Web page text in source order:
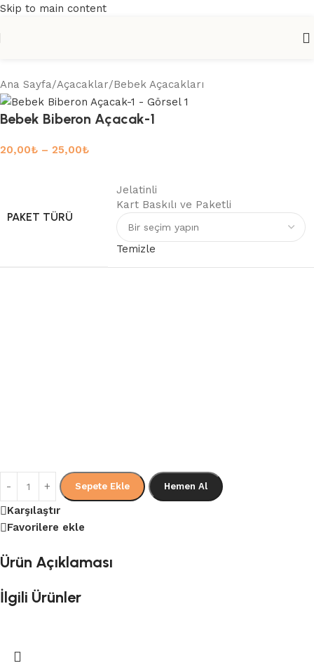
Skip to main content
Ana Sayfa/Açacaklar/Bebek Açacakları
Bebek Biberon Açacak-1
20,00₺ – 25,00₺
PAKET TÜRÜ
Jelatinli
Kart Baskılı ve Paketli
Temizle
Sepete Ekle Hemen Al
Karşılaştır
Favorilere ekle
Ürün Açıklaması
İlgili Ürünler